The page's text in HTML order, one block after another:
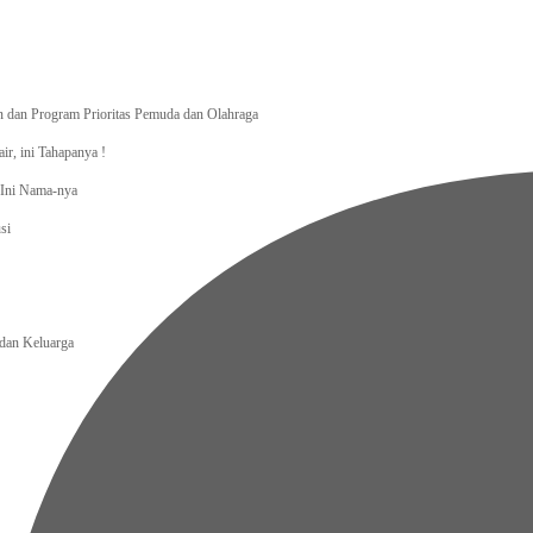
Program Prioritas Pemuda dan Olahraga
ini Tahapanya !
Nama-nya
Keluarga